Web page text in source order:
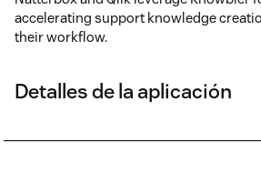
accelerating support knowledge
their workflow.
Detalles de la aplicación